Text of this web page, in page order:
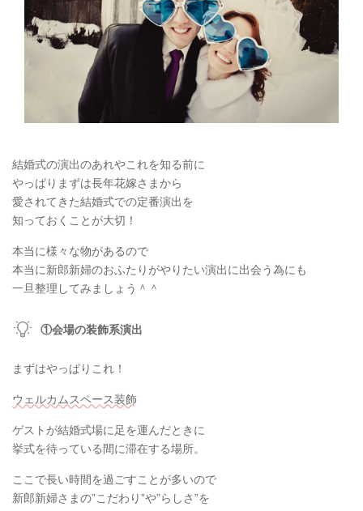
結婚式の演出のあれやこれを知る前に
やっぱりまずは長年花嫁さまから
愛されてきた結婚式での定番演出を
知っておくことが大切！
本当に様々な物があるので
本当に新郎新婦のおふたりがやりたい演出に出会う為にも
一旦整理してみましょう＾＾
①会場の装飾系演出
まずはやっぱりこれ！
ウェルカムスペース装飾
ゲストが結婚式場に足を運んだときに
挙式を待っている間に滞在する場所。
ここで長い時間を過ごすことが多いので
新郎新婦さまの”こだわり”や”らしさ”を